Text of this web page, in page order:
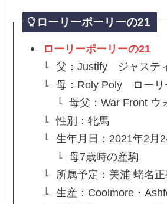
ローリーポーリーの21
ローリーポーリーの21
父：Justify ジャステ
母：Roly Poly ローリ
母父：War Front ウ
性別：牝馬
生年月日：2021年2月
母7歳時の産駒
所属予定：美浦 蛯名
生産：Coolmore・